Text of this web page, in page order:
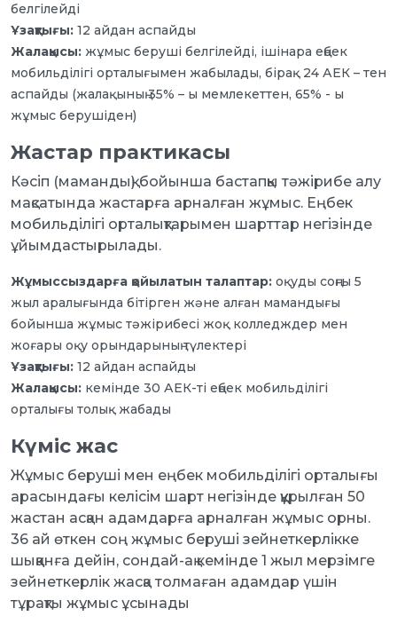
белгілейді
Ұзақтығы: 12 айдан аспайды
Жалақысы: жұмыс беруші белгілейді, ішінара еңбек
мобильділігі орталығымен жабылады, бірақ 24 АЕК – тен
аспайды (жалақының 35% – ы мемлекеттен, 65% - ы
жұмыс берушіден)
Жастар практикасы
Кәсіп (мамандық) бойынша бастапқы тәжірибе алу
мақсатында жастарға арналған жұмыс. Еңбек
мобильділігі орталықтарымен шарттар негізінде
ұйымдастырылады.
Жұмыссыздарға қойылатын талаптар: оқуды соңғы 5
жыл аралығында бітірген және алған мамандығы
бойынша жұмыс тәжірибесі жоқ колледждер мен
жоғары оқу орындарының түлектері
Ұзақтығы: 12 айдан аспайды
Жалақысы: кемінде 30 АЕК-ті еңбек мобильділігі
орталығы толық жабады
Күміс жас
Жұмыс беруші мен еңбек мобильділігі орталығы
арасындағы келісім шарт негізінде құрылған 50
жастан асқан адамдарға арналған жұмыс орны.
36 ай өткен соң жұмыс беруші зейнеткерлікке
шыққанға дейін, сондай-ақ кемінде 1 жыл мерзімге
зейнеткерлік жасқа толмаған адамдар үшін
тұрақты жұмыс ұсынады